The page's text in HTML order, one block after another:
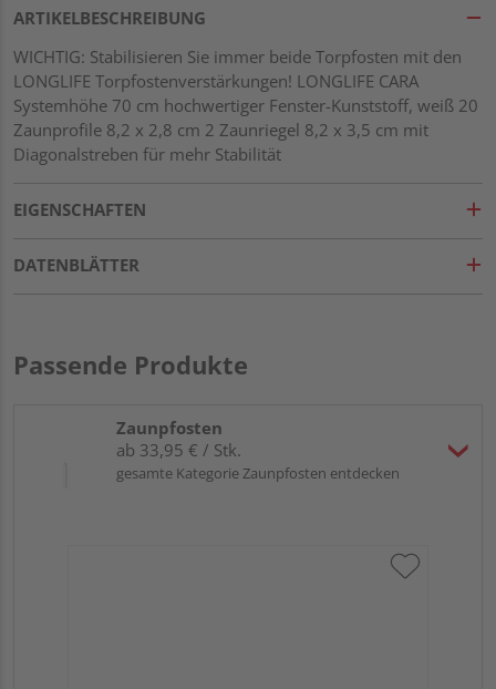
ARTIKELBESCHREIBUNG
WICHTIG: Stabilisieren Sie immer beide Torpfosten mit den
LONGLIFE Torpfostenverstärkungen! LONGLIFE CARA
Systemhöhe 70 cm hochwertiger Fenster-Kunststoff, weiß 20
Zaunprofile 8,2 x 2,8 cm 2 Zaunriegel 8,2 x 3,5 cm mit
Diagonalstreben für mehr Stabilität
EIGENSCHAFTEN
DATENBLÄTTER
Passende Produkte
Zaunpfosten
ab 33,95 € / Stk.
gesamte Kategorie Zaunpfosten entdecken